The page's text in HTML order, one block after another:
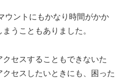
ウントにもかなり時間がかか
うこともありました。
セスすることもできないた
セスしたいときにも、困った